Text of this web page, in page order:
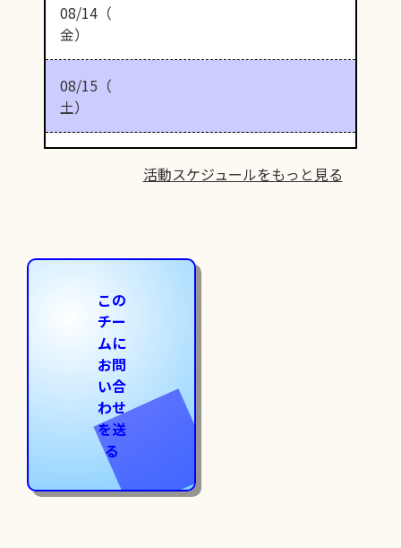
08/14（
金）
08/15（
土）
活動スケジュールをもっと見る
この
チー
ムに
お問
い合
わせ
を送
る